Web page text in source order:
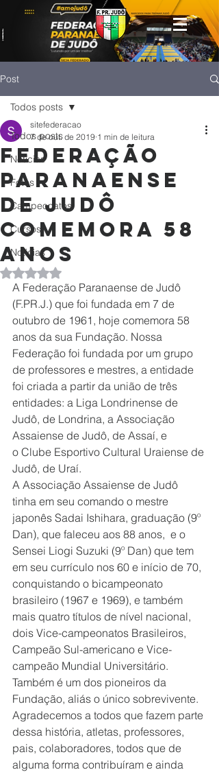
Post
Todos posts
Notícias
Fotos
Campeonatos
Cursos
Noticias
Todos posts
Federação
Paranaense
de Judô
comemora 58
anos
sitefederacao
7 de out. de 2019 1 min de leitura
Avaliado com NaN de 5 estrelas.
A Federação Paranaense de Judô
(F.PR.J.) que foi fundada em 7 de
outubro de 1961, hoje comemora 58
anos da sua Fundação. Nossa
Federação foi fundada por um grupo
de professores e mestres, a entidade
foi criada a partir da união de três
entidades: a Liga Londrinense de
Judô, de Londrina, a Associação
Assaiense de Judô, de Assaí, e
o Clube Esportivo Cultural Uraiense de
Judô, de Uraí.
A Associação Assaiense de Judô
tinha em seu comando o mestre
japonês Sadai Ishihara, graduação (9º
Dan), que faleceu aos 88 anos,  e o
Sensei Liogi Suzuki (9º Dan) que tem
em seu currículo nos 60 e início de 70,
conquistando o bicampeonato
brasileiro (1967 e 1969), e também
mais quatro títulos de nível nacional,
dois Vice-campeonatos Brasileiros,
Campeão Sul-americano e Vice-
campeão Mundial Universitário.
Também é um dos pioneiros da
Fundação, aliás o único sobrevivente.
Agradecemos a todos que fazem parte
dessa história, atletas, professores,
pais, colaboradores, todos que de
alguma forma contribuíram e ainda